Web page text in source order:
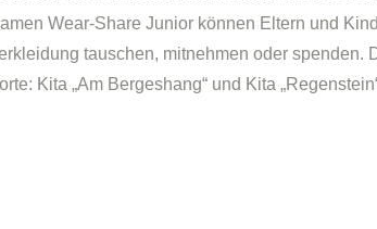
Wear-Share Junior können Eltern und
tauschen, mitnehmen oder spenden.
Kita „Am Bergeshang“ und Kita